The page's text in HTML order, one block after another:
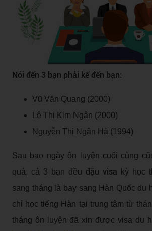
Nói đến 3 bạn phải kể đến bạn:
Vũ Văn Quang (2000)
Lê Thị Kim Ngân (2000)
Nguyễn Thị Ngân Hà (1994)
Sau bao ngày ôn luyện cuối cùng
quả, cả 3 bạn đều đậu visa kỳ học
sang tháng là bay sang Hàn Quốc du
chỉ học tiếng Hàn tại trung tâm từ
tháng ôn luyện đã xin được visa du